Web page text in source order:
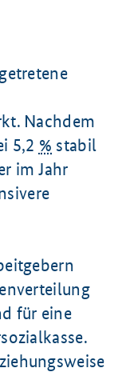
Nachdem
5,2 % stabil
im Jahr
für eine